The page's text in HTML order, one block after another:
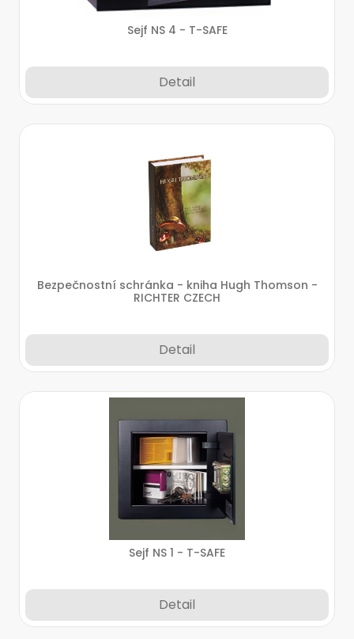
Sejf NS 4 - T-SAFE
Detail
Bezpečnostní schránka - kniha Hugh Thomson -
RICHTER CZECH
Detail
Sejf NS 1 - T-SAFE
Detail